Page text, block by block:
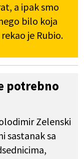
a ipak smo
bilo koja
je Rubio.
potrebno
Zelenski
sastanak sa